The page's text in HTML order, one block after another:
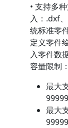
• 支持多
入：.dxf
统标准零
定义零件
入零件数
容量限制：
最大
最大